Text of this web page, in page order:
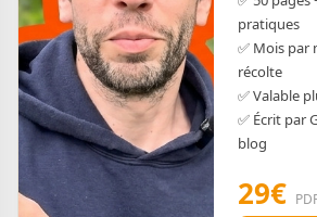
pratiques
✅ Mois par
récolte
✅ Valable
✅ Écrit par
blog
29€